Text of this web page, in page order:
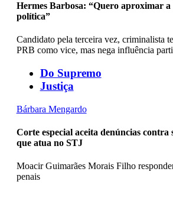
Hermes Barbosa: “Quero aproximar a
política”
Candidato pela terceira vez, criminalista
PRB como vice, mas nega influência
Do Supremo
Justiça
Bárbara Mengardo
Corte especial aceita denúncias
que atua no STJ
Moacir Guimarães Morais Filho
penais